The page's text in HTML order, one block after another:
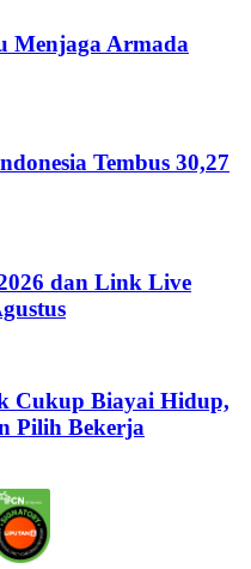
Menjaga Armada
Tembus 30,27
dan Link Live
Cukup Biayai Hidup,
Pilih Bekerja